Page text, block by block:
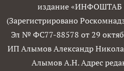
издание
(Зарегистрировано
Эл № ФС77-88578 от 29
ИП Алымов Александр
Алымов А.Н. Адрес